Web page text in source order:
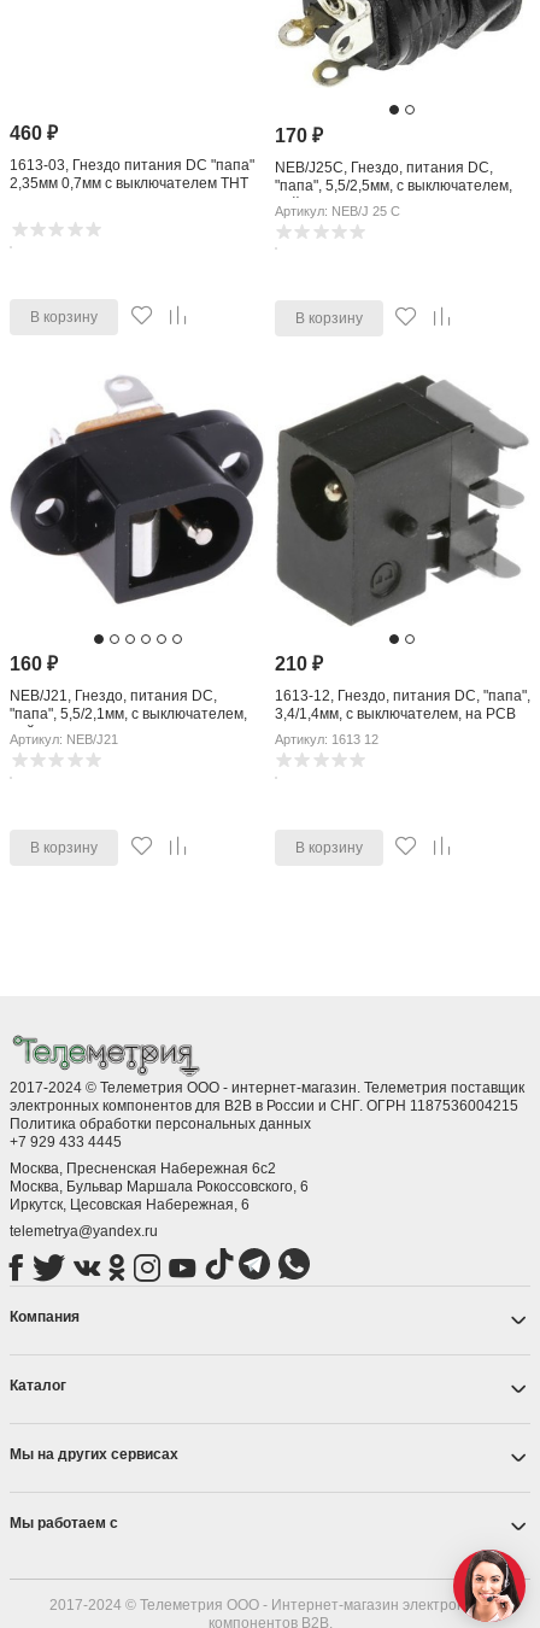
460₽
1613-03, Гнездо питания DC "папа"
2,35мм 0,7мм с выключателем THT
В корзину
170 ₽
NEB/J25C, Гнездо, питания DC,
"папа", 5,5/2,5мм, с выключателем,
пайка
Артикул: NEB/J 25 C
В корзину
160₽
NEB/J21, Гнездо, питания DC,
"папа", 5,5/2,1мм, с выключателем,
пайка
Артикул: NEB/J21
В корзину
210 ₽
1613-12, Гнездо, питания DC, "папа",
3,4/1,4мм, с выключателем, на PCB
Артикул: 1613 12
В корзину
2017-2024 © Телеметрия ООО - интернет-магазин. Телеметрия поставщик
электронных компонентов для B2B в России и СНГ. ОГРН 1187536004215
Политика обработки персональных данных
+7 929 433 4445
Москва, Пресненская Набережная 6с2
Москва, ​Бульвар Маршала Рокоссовского, 6
Иркутск, ​Цесовская Набережная, 6
telemetrya@yandex.ru
Компания
Каталог
Мы на других сервисах
Мы работаем с
2017-2024 © Телеметрия ООО - Интернет-магазин электронных
компонентов B2B.